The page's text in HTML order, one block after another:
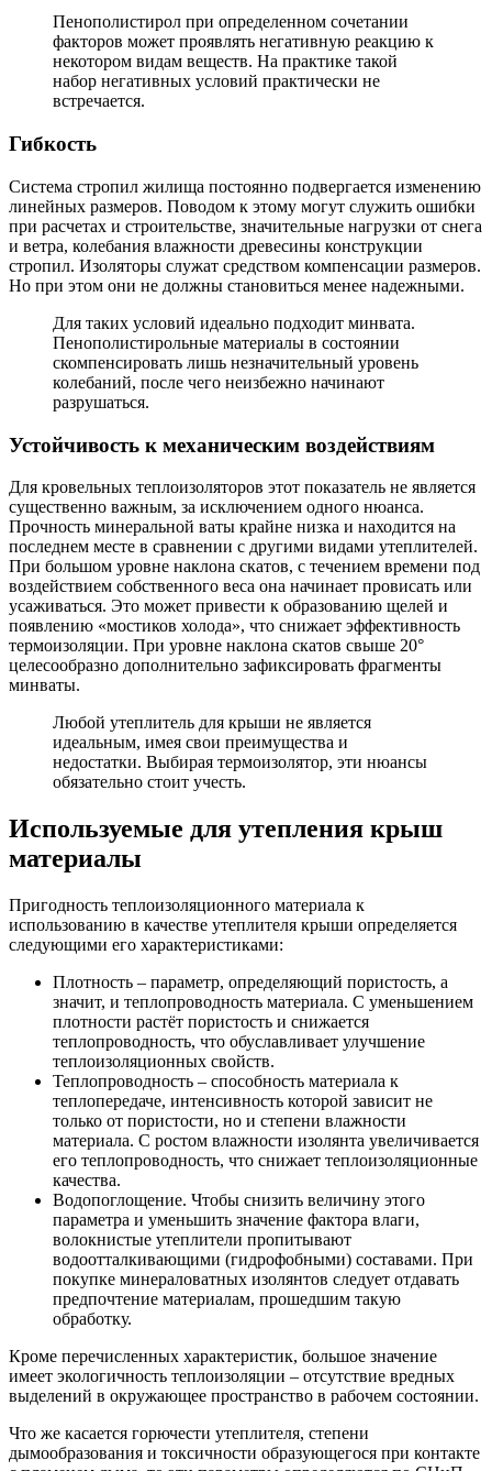
Пенополистирол при определенном сочетании
факторов может проявлять негативную реакцию к
некотором видам веществ. На практике такой
набор негативных условий практически не
встречается.
Гибкость
Система стропил жилища постоянно подвергается изменению
линейных размеров. Поводом к этому могут служить ошибки
при расчетах и строительстве, значительные нагрузки от снега
и ветра, колебания влажности древесины конструкции
стропил. Изоляторы служат средством компенсации размеров.
Но при этом они не должны становиться менее надежными.
Для таких условий идеально подходит минвата.
Пенополистирольные материалы в состоянии
скомпенсировать лишь незначительный уровень
колебаний, после чего неизбежно начинают
разрушаться.
Устойчивость к механическим воздействиям
Для кровельных теплоизоляторов этот показатель не является
существенно важным, за исключением одного нюанса.
Прочность минеральной ваты крайне низка и находится на
последнем месте в сравнении с другими видами утеплителей.
При большом уровне наклона скатов, с течением времени под
воздействием собственного веса она начинает провисать или
усаживаться. Это может привести к образованию щелей и
появлению «мостиков холода», что снижает эффективность
термоизоляции. При уровне наклона скатов свыше 20°
целесообразно дополнительно зафиксировать фрагменты
минваты.
Любой утеплитель для крыши не является
идеальным, имея свои преимущества и
недостатки. Выбирая термоизолятор, эти нюансы
обязательно стоит учесть.
Используемые для утепления крыш
материалы
Пригодность теплоизоляционного материала к
использованию в качестве утеплителя крыши определяется
следующими его характеристиками:
Плотность – параметр, определяющий пористость, а
значит, и теплопроводность материала. С уменьшением
плотности растёт пористость и снижается
теплопроводность, что обуславливает улучшение
теплоизоляционных свойств.
Теплопроводность – способность материала к
теплопередаче, интенсивность которой зависит не
только от пористости, но и степени влажности
материала. С ростом влажности изолянта увеличивается
его теплопроводность, что снижает теплоизоляционные
качества.
Водопоглощение. Чтобы снизить величину этого
параметра и уменьшить значение фактора влаги,
волокнистые утеплители пропитывают
водоотталкивающими (гидрофобными) составами. При
покупке минераловатных изолянтов следует отдавать
предпочтение материалам, прошедшим такую
обработку.
Кроме перечисленных характеристик, большое значение
имеет экологичность теплоизоляции – отсутствие вредных
выделений в окружающее пространство в рабочем состоянии.
Что же касается горючести утеплителя, степени
дымообразования и токсичности образующегося при контакте